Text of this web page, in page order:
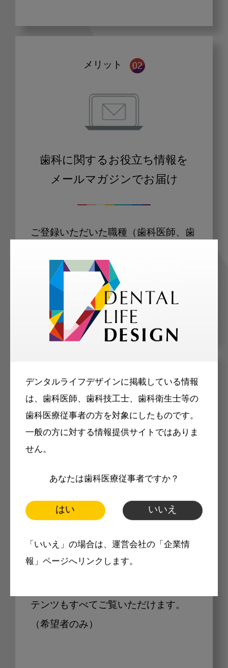
デンタルライフデザインに掲載している情報
は、歯科医師、歯科技工士、歯科衛生士等の
歯科医療従事者の方を対象にしたものです。
一般の方に対する情報提供サイトではありま
せん。
あなたは歯科医療従事者ですか？
はい いいえ
「いいえ」の場合は、運営会社の「企業情
報」ページへリンクします。
メリット
歯科に関するお役立ち情報を
メールマガジンでお届け
ご登録いただいた職種（歯科医師、歯
容のメールマガジンをお届けします。
メリット
Internet DOに掲載されている
Internet DOに掲載されている製品の
最新価格をご確認いただけます。その
テンツもすべてご覧いただけます。
（希望者のみ）